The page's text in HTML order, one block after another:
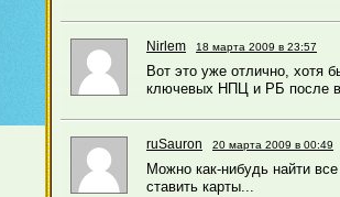
Nirlem 18 марта 2009 в 23:57
Вот это уже отлично, хотя
ключевых НПЦ и РБ после
ruSauron 20 марта 2009 в 00:49
Можно как-нибудь найти
ставить карты...